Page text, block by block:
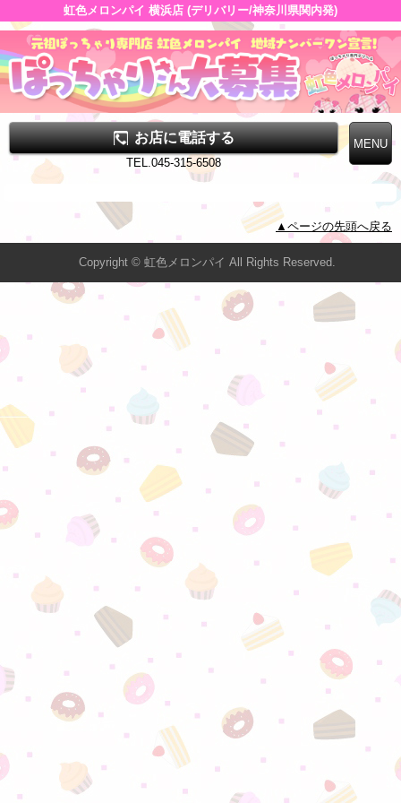
虹色メロンパイ 横浜店 (デリバリー/神奈川県関内発)
お店に電話する
TEL.045-315-6508
▲ページの先頭へ戻る
Copyright © 虹色メロンパイ All Rights Reserved.